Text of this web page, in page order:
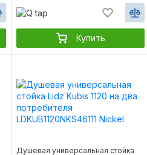
Купить
Душевая универсальная стойка